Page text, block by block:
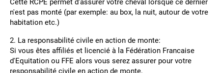
Cette RCPE permet d'assurer votre cheval lorsque ce dernier
n'est pas monté (par exemple: au box, la nuit, autour de votre
habitation etc.)
2. La responsabilité civile en action de monte:
Si vous êtes affiliés et licencié à la Fédération Francaise
d'Equitation ou FFE alors vous serez assurer pour votre
responsabilité civile en action de monte.